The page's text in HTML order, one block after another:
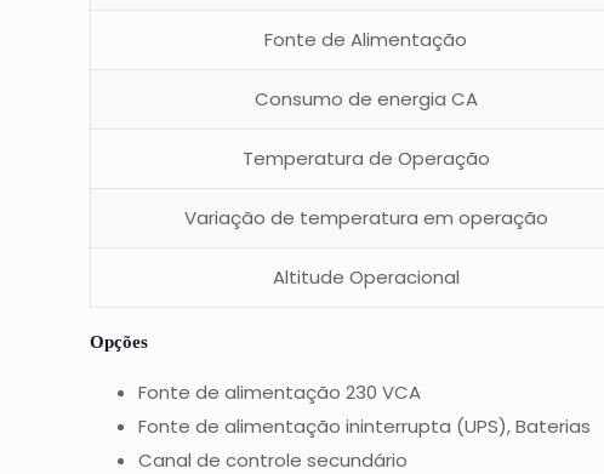
Fonte de Alimentação
Consumo de energia CA
Temperatura de Operação
Variação de temperatura em operação
Altitude Operacional
Opções
Fonte de alimentação 230 VCA
Fonte de alimentação ininterrupta (UPS), Baterias
Canal de controle secundário